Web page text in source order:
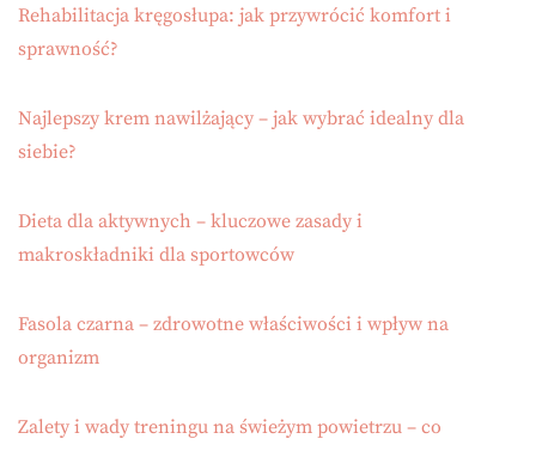
Rehabilitacja kręgosłupa: jak przywrócić komfort i
sprawność?
Najlepszy krem nawilżający – jak wybrać idealny dla
siebie?
Dieta dla aktywnych – kluczowe zasady i
makroskładniki dla sportowców
Fasola czarna – zdrowotne właściwości i wpływ na
organizm
Zalety i wady treningu na świeżym powietrzu – co